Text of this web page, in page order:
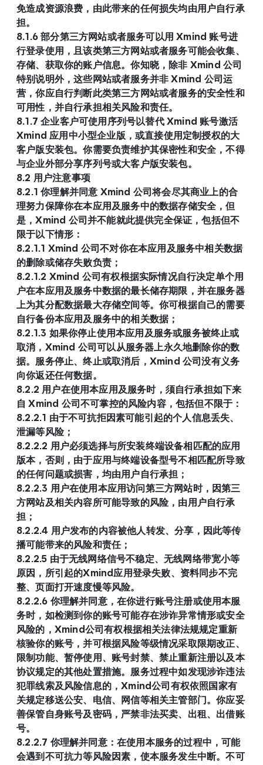
免造成资源浪费，由此带来的任何损失均由用户自行承
担。
8.1.6 部分第三方网站或者服务可以用 Xmind 账号进
行登录使用，且该类第三方网站或者服务可能会收集、
存储、获取你的账户信息。你知晓，除非 Xmind 公司
特别说明外，这些网站或者服务并非 Xmind 公司运
营，你应自行判断此类第三方网站或者服务的安全性和
可用性，并自行承担相关风险和责任。
8.1.7 企业客户可使用序列号以替代 Xmind 账号激活
Xmind 应用中小型企业版，或直接使用定制授权的大
客户版安装包。你需要负责维护其保密性和安全，不得
与企业外部分享序列号或大客户版安装包。
8.2 用户注意事项
8.2.1 你理解并同意 Xmind 公司将会尽其商业上的合
理努力保障你在本应用及服务中的数据存储安全，但
是，Xmind 公司并不能就此提供完全保证，包括但不
限于以下情形：
8.2.1.1 Xmind 公司不对你在本应用及服务中相关数据
的删除或储存失败负责；
8.2.1.2 Xmind 公司有权根据实际情况自行决定单个用
户在本应用及服务中数据的最长储存期限，并在服务器
上为其分配数据最大存储空间等。你可根据自己的需要
自行备份本应用及服务中的相关数据；
8.2.1.3 如果你停止使用本应用及服务或服务被终止或
取消，Xmind 公司可以从服务器上永久地删除你的数
据。服务停止、终止或取消后，Xmind 公司没有义务
向你返还任何数据。
8.2.2 用户在使用本应用及服务时，须自行承担如下来
自 Xmind 公司不可掌控的风险内容，包括但不限于：
8.2.2.1 由于不可抗拒因素可能引起的个人信息丢失、
泄漏等风险；
8.2.2.2 用户必须选择与所安装终端设备相匹配的应用
版本，否则，由于应用与终端设备型号不相匹配所导致
的任何问题或损害，均由用户自行承担；
8.2.2.3 用户在使用本应用访问第三方网站时，因第三
方网站及相关内容所可能导致的风险，由用户自行承
担；
8.2.2.4 用户发布的内容被他人转发、分享，因此等传
播可能带来的风险和责任；
8.2.2.5 由于无线网络信号不稳定、无线网络带宽小等
原因，所引起的Xmind应用登录失败、资料同步不完
整、页面打开速度慢等风险。
8.2.2.6 你理解并同意，在你进行账号注册或使用本服
务时，如检测到你的账号可能存在涉诈异常情形或安全
风险的，Xmind公司有权根据相关法律法规规定重新
核验你的账号，并可根据风险等级情况采取限期改正、
限制功能、暂停使用、账号封禁、禁止重新注册以及本
协议规定的其他处置措施。服务过程中如发现涉诈违法
犯罪线索及风险信息的，Xmind公司有权依照国家有
关规定移送公安、电信、网信等相关主管部门。你应妥
善保管自身账号及密码，严禁非法买卖、出租、出借账
号。
8.2.2.7 你理解并同意：在使用本服务的过程中，可能
会遇到不可抗力等风险因素，使本服务发生中断。不可